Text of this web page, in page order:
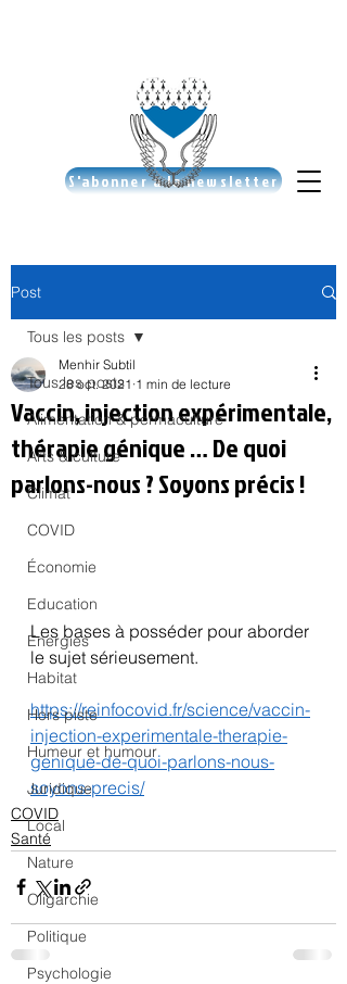
S'abonner à la newsletter
Post
Tous les posts
Alimentation & permaculture
Arts & culture
Climat
COVID
Économie
Education
Energies
Habitat
Hors piste
Humeur et humour
Juridique
Local
Nature
Oligarchie
Politique
Psychologie
Tous les posts
Vaccin, injection expérimentale,
thérapie génique … De quoi
parlons-nous ? Soyons précis !
Menhir Subtil
28 oct. 2021 1 min de lecture
Les bases à posséder pour aborder
le sujet sérieusement.
https://reinfocovid.fr/science/vaccin-
injection-experimentale-therapie-
genique-de-quoi-parlons-nous-
soyons-precis/
COVID
Santé